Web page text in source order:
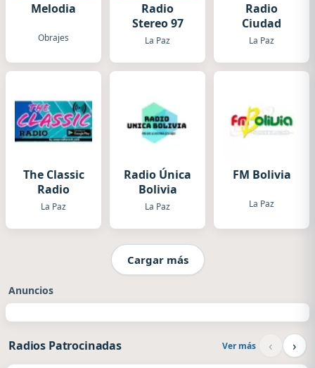
Melodia
Obrajes
Radio
Stereo 97
La Paz
Radio
Ciudad
La Paz
The Classic
Radio
La Paz
Radio Única
Bolivia
La Paz
FM Bolivia
La Paz
Cargar más
Anuncios
Radios Patrocinadas Ver más ‹ ›